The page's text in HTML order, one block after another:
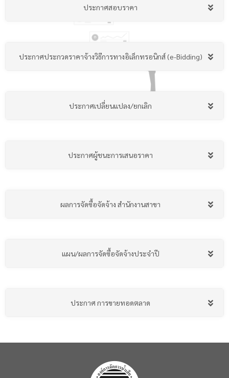
ประกาศสอบราคา
ประกาศประกวดราคาจ้างวิธีการทางอิเล็กทรอนิกส์ (e-Bidding)
ประกาศเปลี่ยนแปลง/ยกเลิก
ประกาศผู้ชนะการเสนอราคา
ผลการจัดซื้อจัดจ้าง สำนักงานสาขา
แผน/ผลการจัดซื้อจัดจ้างประจำปี
ประกาศ การขายทอดตลาด